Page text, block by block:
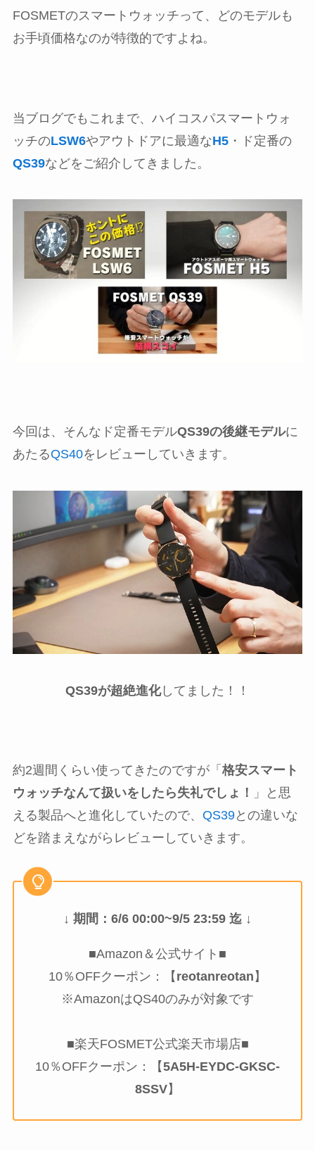
FOSMETのスマートウォッチって、どのモデルも
お手頃価格なのが特徴的ですよね。
当ブログでもこれまで、ハイコスパスマートウォ
ッチのLSW6やアウトドアに最適なH5・ド定番の
QS39などをご紹介してきました。
今回は、そんなド定番モデルQS39の後継モデルに
あたるQS40をレビューしていきます。
QS39が超絶進化してました！！
約2週間くらい使ってきたのですが「 格安スマート
ウォッチなんて扱いをしたら失礼でしょ！
」と思
える製品へと進化していたので、 QS39との違いな
どを踏まえながらレビューしていきます。
↓ 期間：6/6 00:00~9/5 23:59 迄 ↓
■Amazon＆公式サイト■
10％OFFクーポン：【 reotanreotan 】
※AmazonはQS40のみが対象です
■楽天FOSMET公式楽天市場店■
10％OFFクーポン：【5A5H-EYDC-GKSC-
8SSV】